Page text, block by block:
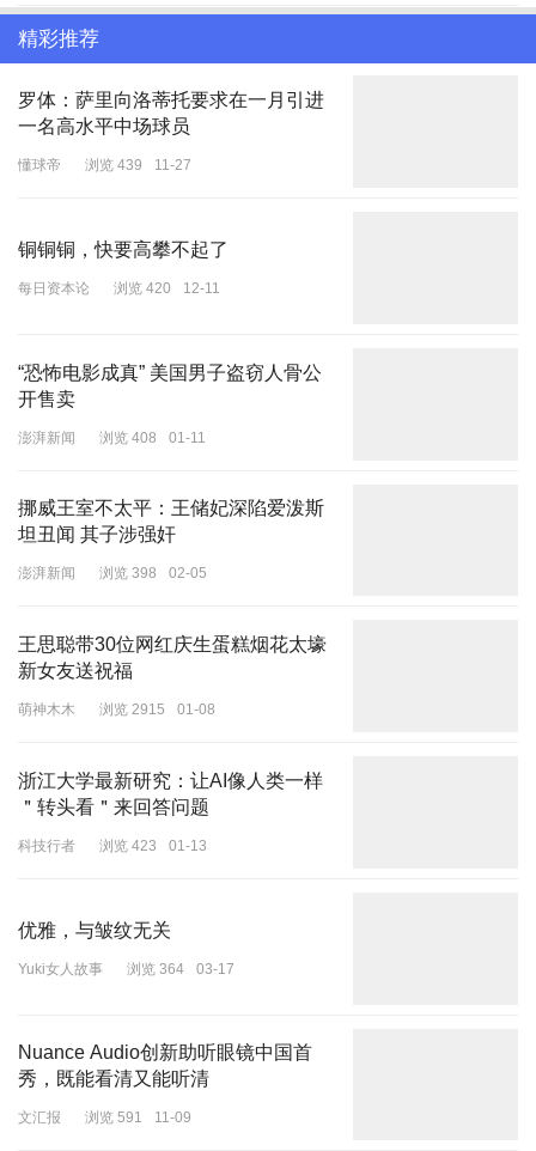
精彩推荐
罗体：萨里向洛蒂托要求在一月引进
一名高水平中场球员
懂球帝 浏览 439 11-27
铜铜铜，快要高攀不起了
每日资本论 浏览 420 12-11
“恐怖电影成真” 美国男子盗窃人骨公
开售卖
澎湃新闻 浏览 408 01-11
挪威王室不太平：王储妃深陷爱泼斯
坦丑闻 其子涉强奸
澎湃新闻 浏览 398 02-05
王思聪带30位网红庆生蛋糕烟花太壕
新女友送祝福
萌神木木 浏览 2915 01-08
浙江大学最新研究：让AI像人类一样
＂转头看＂来回答问题
科技行者 浏览 423 01-13
优雅，与皱纹无关
Yuki女人故事 浏览 364 03-17
Nuance Audio创新助听眼镜中国首
秀，既能看清又能听清
文汇报 浏览 591 11-09